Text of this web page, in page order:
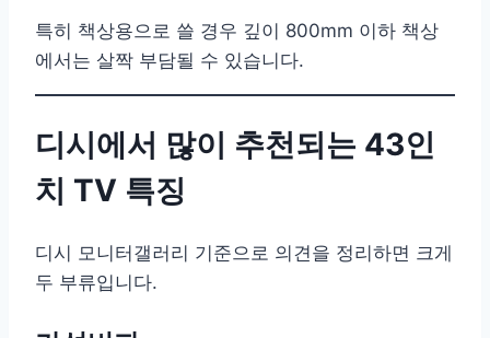
특히 책상용으로 쓸 경우 깊이 800mm 이하 책상
에서는 살짝 부담될 수 있습니다.
디시에서 많이 추천되는 43인
치 TV 특징
디시 모니터갤러리 기준으로 의견을 정리하면 크게
두 부류입니다.